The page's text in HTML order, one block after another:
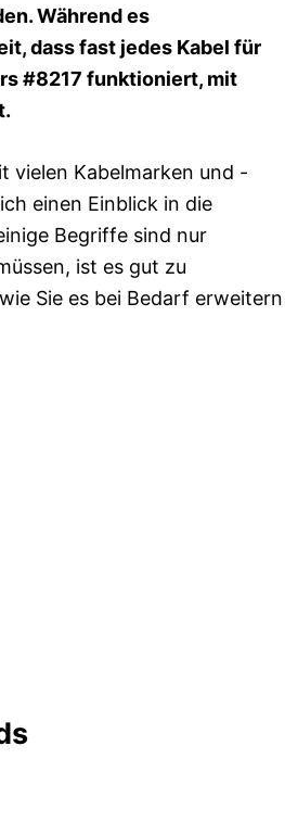
Während es
dass fast jedes Kabel für
#8217 funktioniert, mit
vielen Kabelmarken und -
einen Einblick in die
Begriffe sind nur
ist es gut zu
Sie es bei Bedarf erweitern